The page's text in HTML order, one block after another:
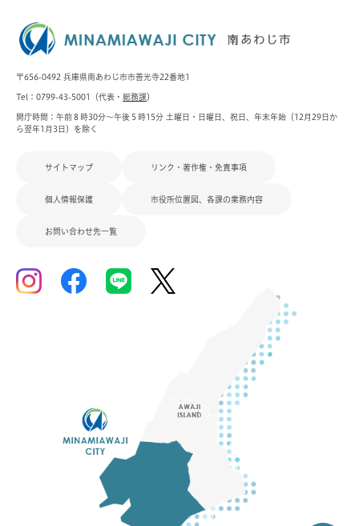
〒656-0492 兵庫県南あわじ市市善光寺22番地1
Tel：0799-43-5001（代表・ 総務課）
開庁時間：午前８時30分～午後５時15分 土曜日・日曜日、祝日、年末年始（12月29日か
ら翌年1月3日）を除く
サイトマップ リンク・著作権・免責事項
個人情報保護 市役所位置図、各課の業務内容
お問い合わせ先一覧